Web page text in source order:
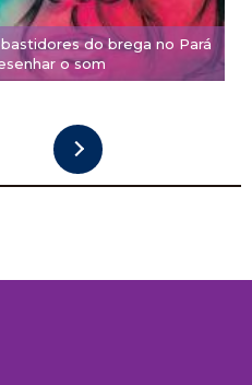
do brega no Pará
o som